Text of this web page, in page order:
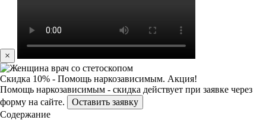
×
Скидка 10% - Помощь наркозависимым. Акция!
Помощь наркозависимым - скидка действует при заявке через
форму на сайте.
Оставить заявку
Содержание